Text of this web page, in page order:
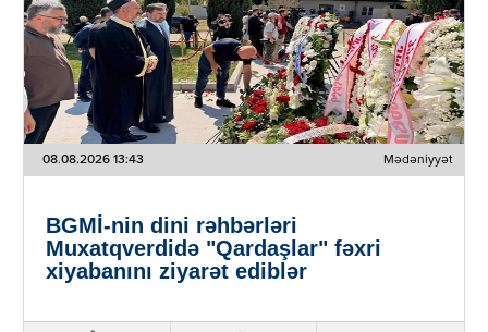
08.08.2026 13:43 Mədəniyyət
BGMİ-nin dini rəhbərləri
Muxatqverdidə "Qardaşlar" fəxri
xiyabanını ziyarət ediblər